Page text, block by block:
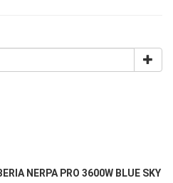
NERPA PRO 3600W BLUE SKY